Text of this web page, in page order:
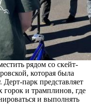
рядом со скейт-
которая была
парк представляет
горок и трамплинов, где
и выполнять